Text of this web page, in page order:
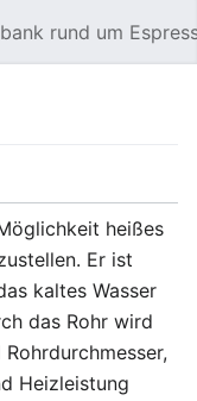
rund um
heißes
Er ist
kaltes Wasser
das Rohr wird
Heizleistung